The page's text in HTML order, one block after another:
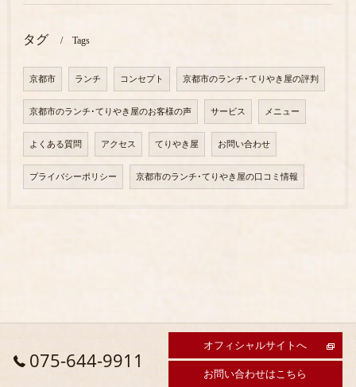
タグ Tags
京都市 ランチ コンセプト 京都市のランチ･てりやき屋の評判
京都市のランチ･てりやき屋のお客様の声 サービス メニュー
よくある質問 アクセス てりやき屋 お問い合わせ
プライバシーポリシー 京都市のランチ･てりやき屋の口コミ情報
075-644-9911
オフィシャルサイトへ
お問い合わせはこちら